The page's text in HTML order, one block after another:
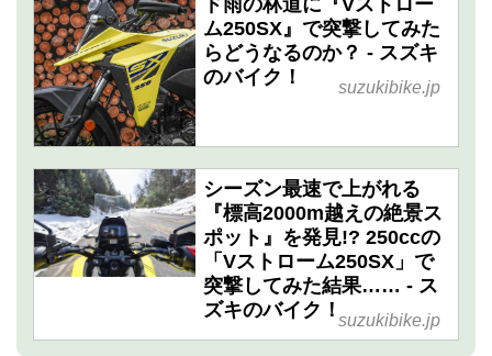
ム250SX』で突撃してみた
らどうなるのか？ - スズキ
のバイク！
suzukibike.jp
シーズン最速で上がれる
『標高2000m越えの絶景ス
ポット』を発見!? 250ccの
「Vストローム250SX」で
突撃してみた結果…… - ス
ズキのバイク！ suzukibike.jp